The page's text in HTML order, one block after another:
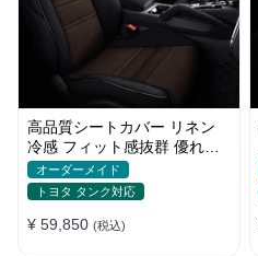
高品質シートカバー リネン
冷感 フィット感抜群 優れた
通気性 オーダーメイド 水洗
い
オーダーメイド
トヨタ タンク対応
¥ 59,850 (税込)